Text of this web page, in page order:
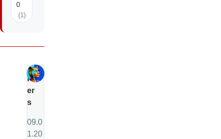
0
(1)
P
er
s
09.0
1.20